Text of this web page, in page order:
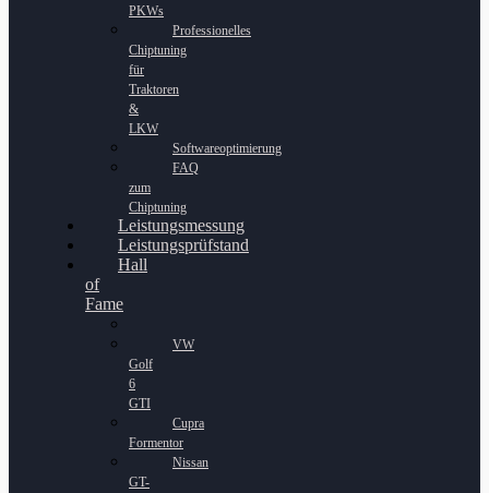
PKWs
Professionelles
Chiptuning
für
Traktoren
&
LKW
Softwareoptimierung
FAQ
zum
Chiptuning
Leistungsmessung
Leistungsprüfstand
Hall
of
Fame
VW
Golf
6
GTI
Cupra
Formentor
Nissan
GT-